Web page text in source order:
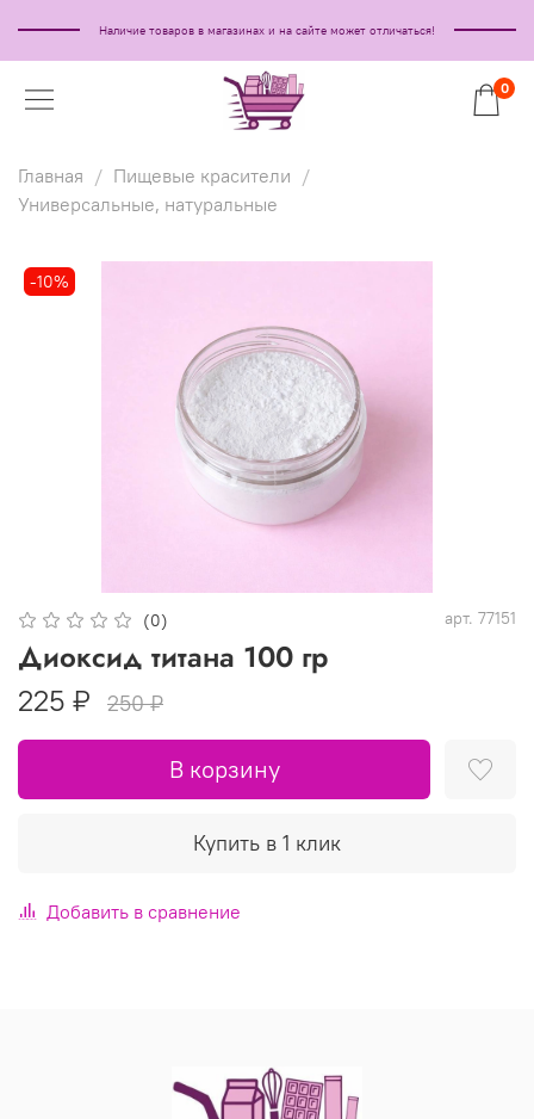
Наличие товаров в магазинах и на сайте может отличаться!
0
Главная
Пищевые красители
Универсальные, натуральные
-10%
(0) арт. 77151
Диоксид титана 100 гр
225 ₽ 250 ₽
В корзину
Купить в 1 клик
Добавить в сравнение